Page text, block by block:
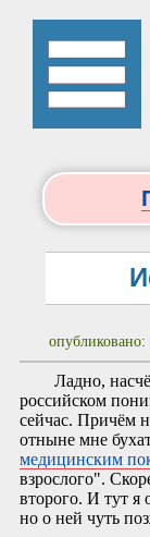
опубликовано:
Ладно,
российском
сейчас. Причём
отныне мне
медицинским
взрослого".
второго. И тут я
но о ней чуть